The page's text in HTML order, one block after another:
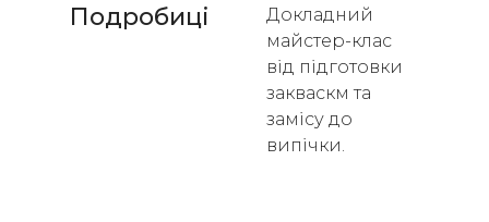
Подробиці
Докладний
майстер-клас
від підготовки
закваскм та
замісу до
випічки.